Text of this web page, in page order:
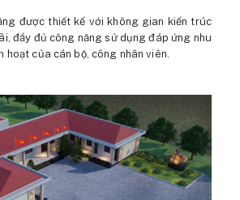
được thiết kế với không gian kiến trúc
đầy đủ công năng sử dụng đáp ứng nhu
hoạt của cán bộ, công nhân viên.